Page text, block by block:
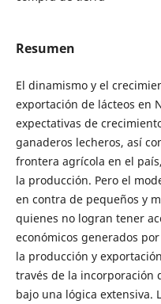
Resumen
El dinamismo y el
exportación de lácteos en
expectativas de
ganaderos lecheros, así
frontera agrícola en el
la producción. Pero el
en contra de pequeños y
quienes no logran tener
económicos generados
la producción y
través de la incorporación
bajo una lógica extensiva.